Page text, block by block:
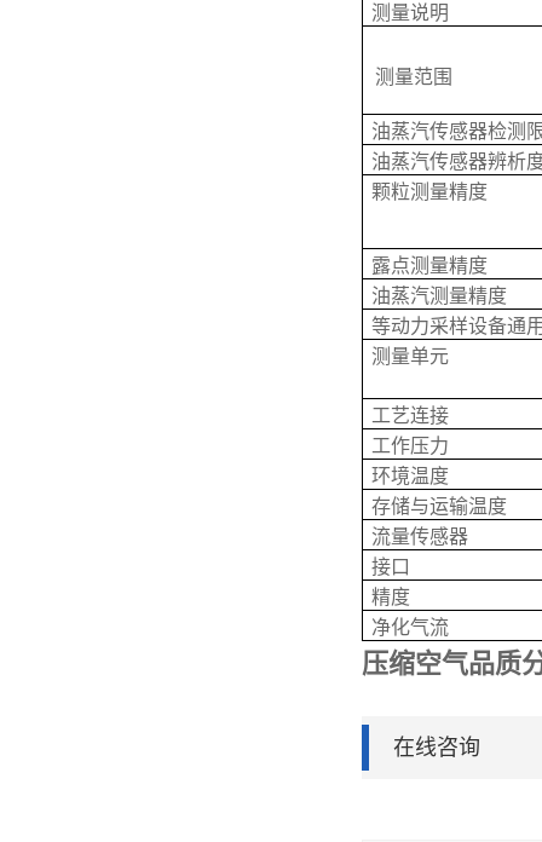
测量说明
测量范围
油蒸汽传感器检测
油蒸汽传感器辨析
颗粒测量精度
露点测量精度
油蒸汽测量精度
等动力采样设备通
测量单元
工艺连接
工作压力
环境温度
存储与运输温度
流量传感器
接口
精度
净化气流
压缩空气品质
在线咨询